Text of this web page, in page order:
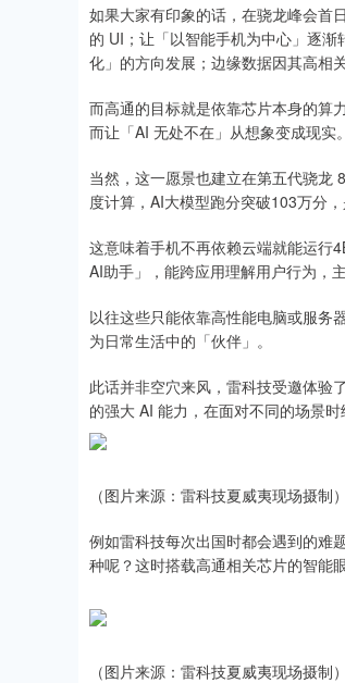
如果大家有印象的话，在骁龙峰会首
的 UI；让「以智能手机为中心」逐
化」的方向发展；边缘数据因其高相
而高通的目标就是依靠芯片本身的算
而让「AI 无处不在」从想象变成现实。
当然，这一愿景也建立在第五代骁龙
度计算，AI大模型跑分突破103万分
这意味着手机不再依赖云端就能运行
AI助手」，能跨应用理解用户行为，
以往这些只能依靠高性能电脑或服务
为日常生活中的「伙伴」。
此话并非空穴来风，雷科技受邀体验
的强大 AI 能力，在面对不同的场景时
（图片来源：雷科技夏威夷现场摄制）
例如雷科技每次出国时都会遇到的难
种呢？这时搭载高通相关芯片的智能
（图片来源：雷科技夏威夷现场摄制）